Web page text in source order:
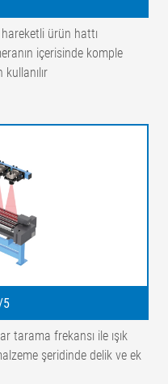
ürün hattı
içerisinde komple
5
tarama frekansı ile ışık
şeridinde delik ve ek